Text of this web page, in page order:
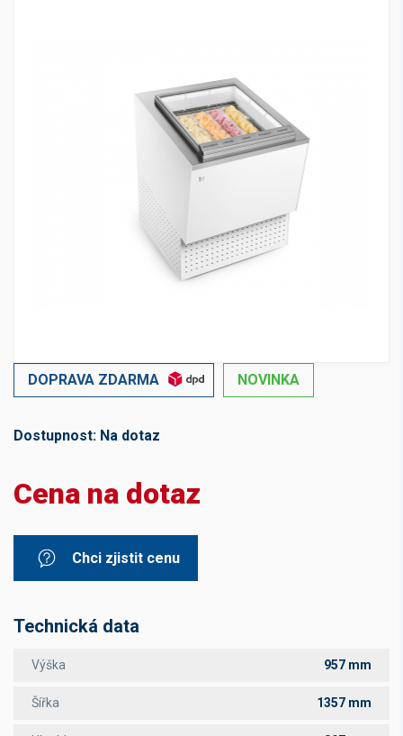
DOPRAVA ZDARMA NOVINKA
Dostupnost: Na dotaz
Cena na dotaz
Chci zjistit cenu
Technická data
Výška 957 mm
Šířka 1357 mm